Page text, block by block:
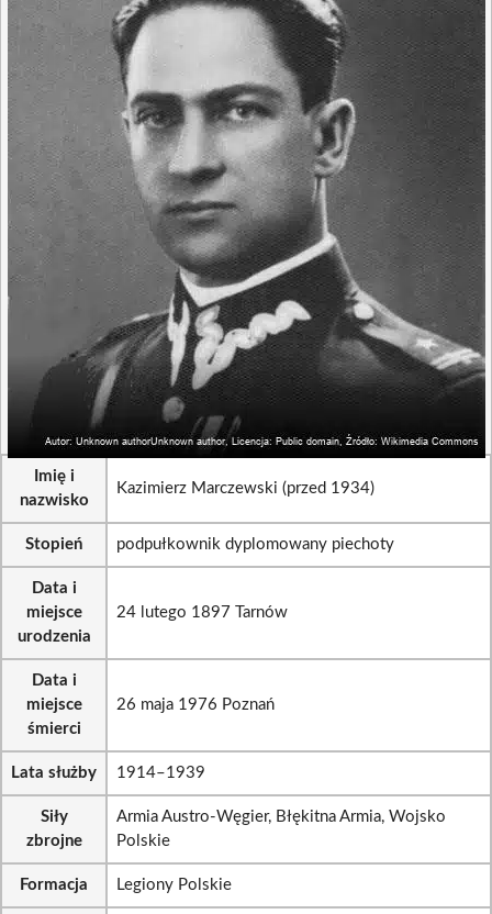
Imię i
nazwisko
Kazimierz Marczewski (przed 1934)
Stopień podpułkownik dyplomowany piechoty
Data i
miejsce
urodzenia
24 lutego 1897 Tarnów
Data i
miejsce
śmierci
26 maja 1976 Poznań
Lata służby 1914–1939
Siły
zbrojne
Armia Austro-Węgier, Błękitna Armia, Wojsko
Polskie
Formacja Legiony Polskie